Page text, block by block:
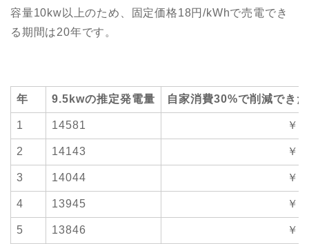
容量10kw以上のため、固定価格18円/kWhで売電でき
る期間は20年です。
年 9.5kwの推定発電量 自家消費30%で削減でき
1 14581 ￥
2 14143 ￥
3 14044 ￥
4 13945 ￥
5 13846 ￥